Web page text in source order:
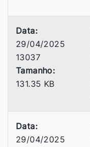
Data:
29/04/2025
13037
Tamanho:
131.35 KB
Data:
29/04/2025